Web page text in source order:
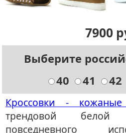
7900
Выберите
40
41 42
Кроссовки -
трендовой
повседневного